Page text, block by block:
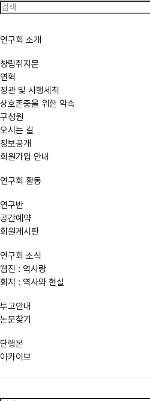
한
국
사
연
회
연구회 소개
창립취지문
연혁
정관 및 시행세칙
상호존중을 위한 약속
구성원
오시는 길
정보공개
회원가입 안내
연구회 활동
연구반
공간예약
회원게시판
연구회 소식
웹진 : 역사랑
회지 : 역사와 현실
투고안내
논문찾기
단행본
아카이브